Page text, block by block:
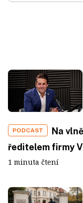
PODCAST
Na
ředitelem firmy
1 minuta čtení